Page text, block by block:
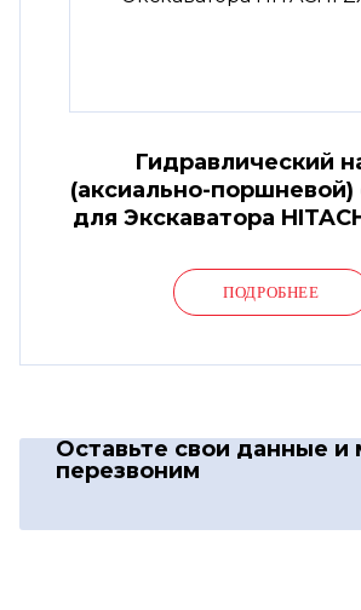
Гидравлический
(аксиально-поршневой)
для Экскаватора
ПОДРОБНЕЕ
Оставьте свои данные и
перезвоним